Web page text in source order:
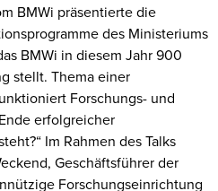
BMWi präsentierte die
des Ministeriums
BMWi in diesem Jahr 900
stellt. Thema einer
Forschungs- und
erfolgreicher
Im Rahmen des Talks
Geschäftsführer der
Forschungseinrichtung